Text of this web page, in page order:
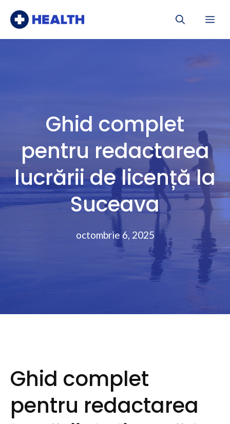
Ghid complet
pentru redactarea
lucrării de licență la
Suceava
octombrie 6, 2025
Ghid complet
pentru redactarea